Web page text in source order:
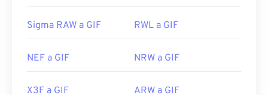
Sigma RAW a GIF RWL a GIF
NEF a GIF NRW a GIF
X3F a GIF ARW a GIF